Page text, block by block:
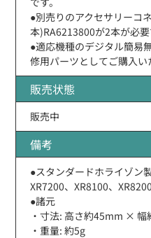
●別売りのアクセサリーコ
本)RA6213800が2本が必要
●適応機種のデジタル簡易
修用パーツとしてご購入い
販売状態
販売中
備考
●スタンダードホライゾン
XR7200、XR8100、
●諸元
・寸法: 高さ約45mm ×
・重量: 約5g